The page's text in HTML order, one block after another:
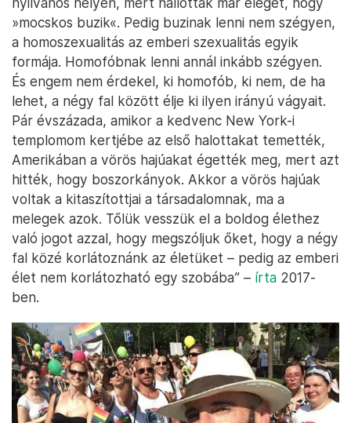
»mocskos buzik«️. Pedig buzinak lenni nem szégyen,
a homoszexualitás az emberi szexualitás egyik
formája. Homofóbnak lenni annál inkább szégyen.
És engem nem érdekel, ki homofób, ki nem, de ha
lehet, a négy fal között élje ki ilyen irányú vágyait.
Pár évszázada, amikor a kedvenc New York-i
templomom kertjébe az első halottakat temették,
Amerikában a vörös hajúakat égették meg, mert azt
hitték, hogy boszorkányok. Akkor a vörös hajúak
voltak a kitaszítottjai a társadalomnak, ma a
melegek azok. Tőlük vesszük el a boldog élethez
való jogot azzal, hogy megszóljuk őket, hogy a négy
fal közé korlátoznánk az életüket – pedig az emberi
élet nem korlátozható egy szobába” – írta 2017-
ben.